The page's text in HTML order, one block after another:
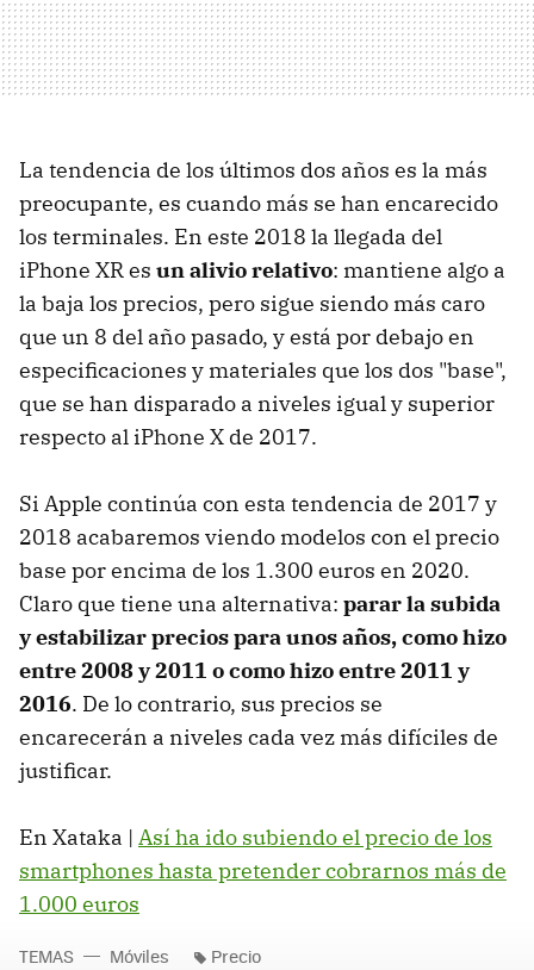
La tendencia de los últimos dos años es la más
preocupante, es cuando más se han encarecido
los terminales. En este 2018 la llegada del
iPhone XR es un alivio relativo: mantiene algo a
la baja los precios, pero sigue siendo más caro
que un 8 del año pasado, y está por debajo en
especificaciones y materiales que los dos "base",
que se han disparado a niveles igual y superior
respecto al iPhone X de 2017.
Si Apple continúa con esta tendencia de 2017 y
2018 acabaremos viendo modelos con el precio
base por encima de los 1.300 euros en 2020.
Claro que tiene una alternativa: parar la subida
y estabilizar precios para unos años, como hizo
entre 2008 y 2011 o como hizo entre 2011 y
2016. De lo contrario, sus precios se
encarecerán a niveles cada vez más difíciles de
justificar.
En Xataka | Así ha ido subiendo el precio de los
smartphones hasta pretender cobrarnos más de
1.000 euros
TEMAS Móviles Precio